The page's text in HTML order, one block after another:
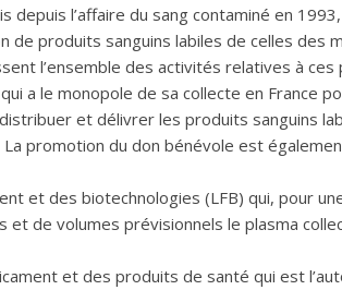
depuis l’affaire du sang contaminé en
de produits sanguins labiles de celles des
l’ensemble des activités relatives à ces
a le monopole de sa collecte en France
et délivrer les produits sanguins
promotion du don bénévole est
et des biotechnologies (LFB) qui, pour
de volumes prévisionnels le plasma
et des produits de santé qui est